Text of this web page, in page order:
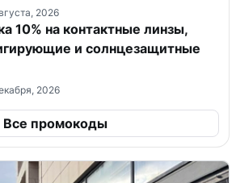
2026
10% на контактные линзы,
и солнцезащитные
2026
Все промокоды